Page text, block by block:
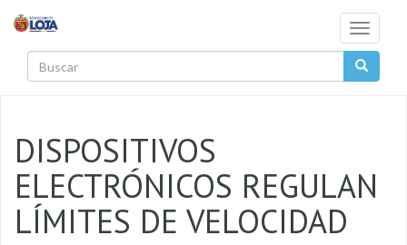
Toggle
DISPOSITIVOS
ELECTRÓNICOS REGULAN
LÍMITES DE VELOCIDAD